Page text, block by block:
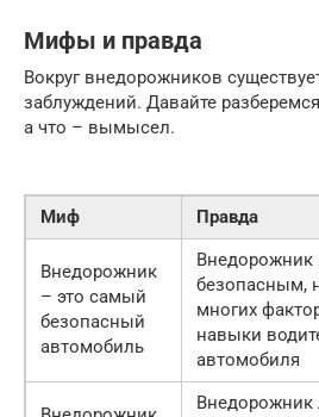
Мифы и правда
Вокруг внедорожников
заблуждений. Давайте
а что – вымысел.
Миф Правда
Внедорожник
– это самый
безопасный
автомобиль
безопасным,
многих
навыки
автомобиля
Внедорожник